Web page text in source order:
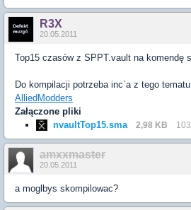
R3X
20.05.2011
Top15 czasów z SPPT.vault na komendę
Do kompilacji potrzeba inc`a z tego
AlliedModders
Załączone pliki
nvaultTop15.sma
2,98 KB
amxxmaster
20.05.2011
a moglbys skompilowac?